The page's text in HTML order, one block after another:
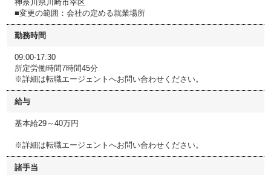
神奈川県川崎市幸区
■変更の範囲：会社の定める就業場所
勤務時間
09:00-17:30
所定労働時間7時間45分
※詳細は転職エージェントへお問い合わせください。
給与
基本給29～40万円
※詳細は転職エージェントへお問い合わせください。
諸手当